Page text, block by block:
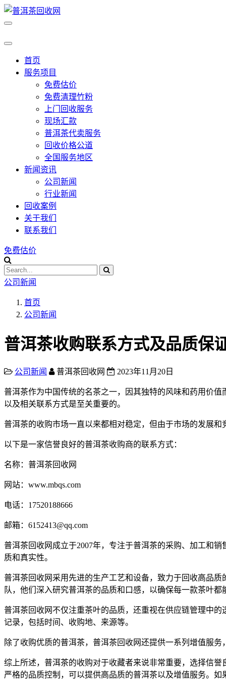
首页
服务项目
免费估价
免费清理竹粉
上门回收服务
现场汇款
普洱茶代卖服务
回收价格公道
全国服务地区
新闻资讯
公司新闻
行业新闻
回收案例
关于我们
联系我们
免费估价
公司新闻
首页
公司新闻
普洱茶收购联系方式及品质保
公司新闻 普洱茶回收网 2023年11月20日
普洱茶作为中国传统的名茶之一，因其独特的风味和药用价
以及相关联系方式是至关重要的。
普洱茶的收购市场一直以来都相对稳定，但由于市场的发展
以下是一家信誉良好的普洱茶收购商的联系方式：
名称：普洱茶回收网
网站：www.mbqs.com
电话：17520188666
邮箱：6152413@qq.com
普洱茶回收网成立于2007年，专注于普洱茶的采购、加工和
质和真实性。
普洱茶回收网采用先进的生产工艺和设备，致力于回收高品
队，他们深入研究普洱茶的品质和口感，以确保每一款茶叶都
普洱茶回收网不仅注重茶叶的品质，还重视在供应链管理中
记录，包括时间、收购地、来源等。
除了收购优质的普洱茶，普洱茶回收网还提供一系列增值服
综上所述，普洱茶的收购对于收藏者来说非常重要，选择信
严格的品质控制，可以提供高品质的普洱茶以及增值服务。